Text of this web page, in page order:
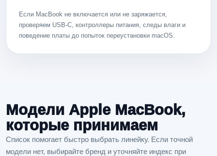
Если MacBook не включается или не заряжается,
проверяем USB-C, контроллеры питания, следы влаги и
поведение платы до попыток переустановки macOS.
Модели Apple MacBook,
которые принимаем
Список помогает быстро выбрать линейку. Если точной
модели нет, выбирайте бренд и уточняйте индекс при